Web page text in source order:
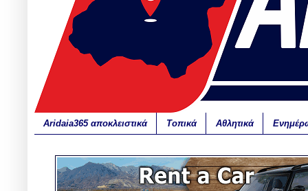
Aridaia365 αποκλειστικά Τοπικά Αθλητικά